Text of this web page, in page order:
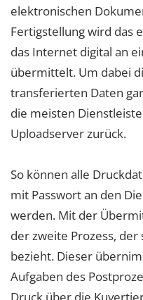
elektronischen
Fertigstellung wird das
das Internet digital an
übermittelt. Um dabei
transferierten Daten
die meisten
Uploadserver zurück.
So können alle
mit Passwort an den
werden. Mit der
der zweite Prozess,
bezieht. Dieser
Aufgaben des